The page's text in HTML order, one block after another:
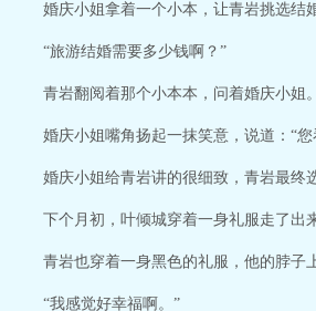
婚庆小姐拿着一个小本，让青岩挑选结
“旅游结婚需要多少钱啊？”
青岩翻阅着那个小本本，问着婚庆小姐。
婚庆小姐嘴角扬起一抹笑意，说道：“
婚庆小姐给青岩讲的很细致，青岩最终
下个月初，叶倾城穿着一身礼服走了出
青岩也穿着一身黑色的礼服，他的脖子
“我感觉好幸福啊。”